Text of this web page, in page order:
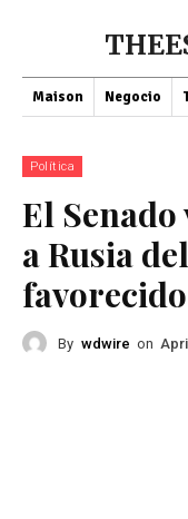
Maison Negocio
Política
El
a Rusia
favorecido
By wdwire on